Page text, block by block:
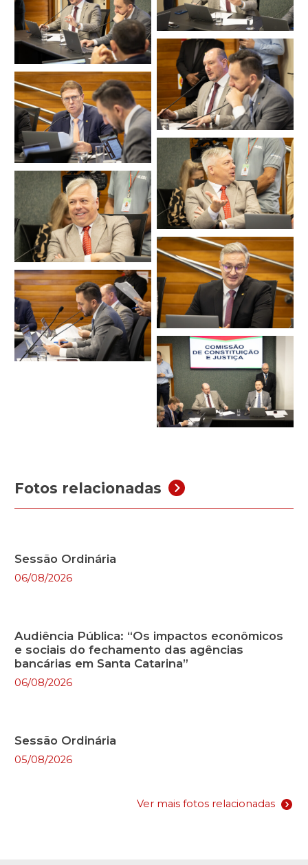
Fotos relacionadas
Sessão Ordinária
06/08/2026
Audiência Pública: “Os impactos econômicos
e sociais do fechamento das agências
bancárias em Santa Catarina”
06/08/2026
Sessão Ordinária
05/08/2026
Ver mais fotos relacionadas